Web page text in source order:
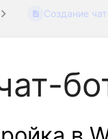
Создание